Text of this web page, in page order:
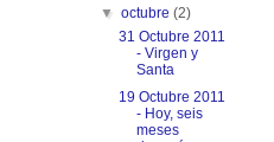
▼octubre(2)
31 Octubre 2011
- Virgen y
Santa
19 Octubre 2011
- Hoy, seis
meses